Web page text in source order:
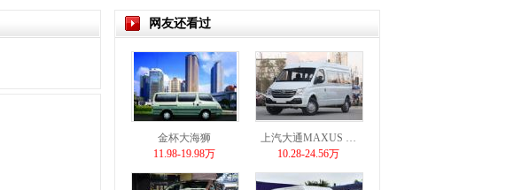
网友还看过
金杯大海狮
11.98-19.98万
上汽大通MAXUS …
10.28-24.56万